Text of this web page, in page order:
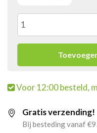
Bionade
Gember
Flesje
(12x
Voor 12:00 besteld,
Gratis verzending!
Bij besteding vanaf